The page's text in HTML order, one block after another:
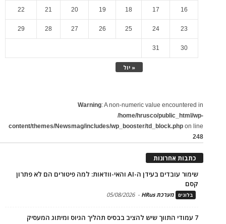
« יול
16
17
18
19
20
21
22
23
24
25
26
27
28
29
30
31
Warning: A non-numeric value encountered in
/home/hrusco/public_html/wp-
content/themes/Newsmag/includes/wp_booster/td_block.php on line
248
כתבות אחרונות
שימור עובדים בעידן ה-AI והאי-וודאות: למה פיטורים הם לא פתרון
קסם
בלוגים מערכת HRus -
05/08/2026
7 עמודי התווך שיש להציב בבסיס תהליך הגיוס ומיתוג המעסיק